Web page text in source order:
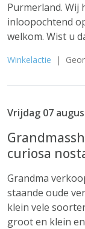
Purmerland. Wij
inloopochtend
welkom. Wist u
Winkelactie |
Vrijdag 07
curiosa
Grandma
staande oude
klein vele
groot en klein